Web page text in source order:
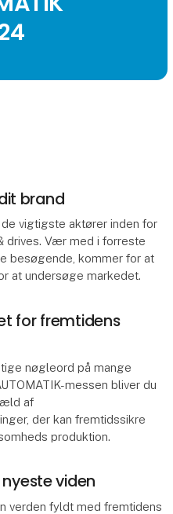
brand
de vigtigste aktører inden for
drives. Vær med i forreste
besøgende, kommer for at
at undersøge markedet.
for fremtidens
nøgleord på mange
messen bliver du
af
der kan fremtidssikre
produktion.
viden
verden fyldt med fremtidens